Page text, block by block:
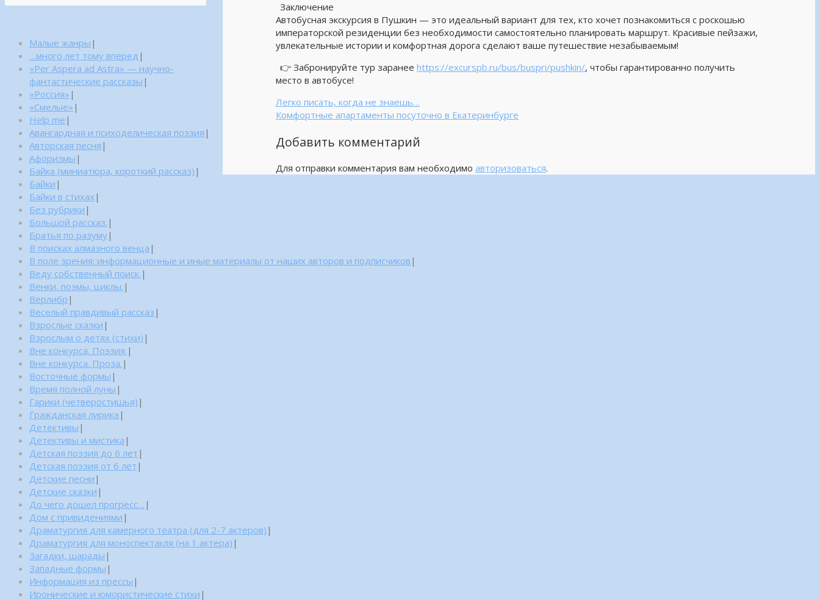
Заключение
Автобусная экскурсия в Пушкин — это идеальный вариант для тех, кто хочет познакомиться с роскошью
императорской резиденции без необходимости самостоятельно планировать маршрут. Красивые пейзажи,
увлекательные истории и комфортная дорога сделают ваше путешествие незабываемым!
👉 Забронируйте тур заранееhttps://excurspb.ru/bus/buspri/pushkin/, чтобы гарантированно получить
место в автобусе!
Легко писать, когда не знаешь…
Комфортные апартаменты посуточно в Екатеринбурге
Добавить комментарий
Для отправки комментария вам необходимо авторизоваться.
Малые жанры |
…много лет тому вперед |
«Per Aspera ad Astra» — научно-
фантастические рассказы |
«Россия» |
«Смелые» |
Help me |
Авангардная и психоделическая поэзия |
Авторская песня |
Афоризмы |
Байка (миниатюра, короткий рассказ) |
Байки |
Байки в стихах |
Без рубрики |
Большой рассказ. |
Братья по разуму|
В поисках алмазного венца |
В поле зрения: информационные и иные материалы от наших авторов и подписчиков |
Веду собственный поиск. |
Венки, поэмы, циклы. |
Верлибр |
Веселый правдивый рассказ |
Взрослые сказки |
Взрослым о детях (стихи) |
Вне конкурса. Поэзия. |
Вне конкурса. Проза. |
Восточные формы |
Время полной луны |
Гарики (четверостишья) |
Гражданская лирика |
Детективы |
Детективы и мистика |
Детская поэзия до 6 лет |
Детская поэзия от 6 лет |
Детские песни |
Детские сказки |
До чего дошел прогресс… |
Дом с привидениями |
Драматургия для камерного театра (для 2-7 актеров) |
Драматургия для моноспектакля (на 1 актера) |
Загадки, шарады |
Западные формы |
Информация из прессы |
Иронические и юмористические стихи |